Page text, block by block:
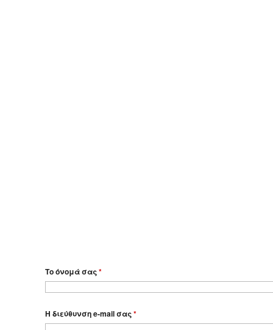
Το όνομά σας*
Η διεύθυνση e-mail σας*